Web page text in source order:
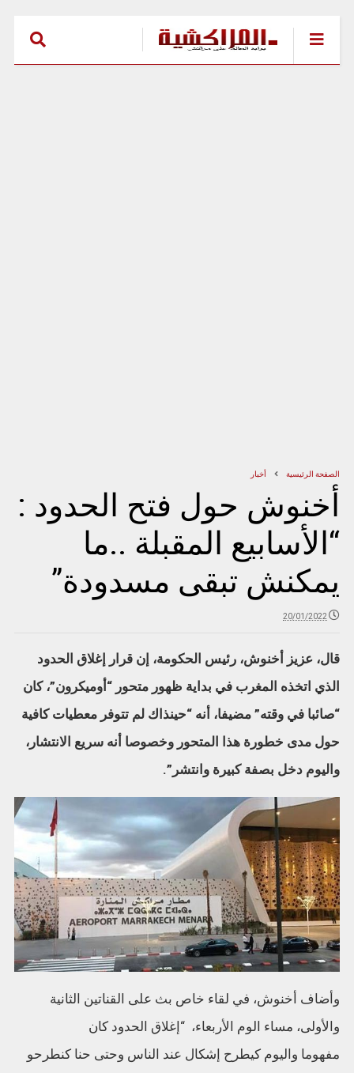
الصفحة الرئيسية أخبار
أخنوش حول فتح الحدود :
“الأسابيع المقبلة ..ما
يمكنش تبقى مسدودة”
20/01/2022
قال، عزيز أخنوش، رئيس الحكومة، إن قرار إغلاق الحدود
الذي اتخذه المغرب في بداية ظهور متحور “أوميكرون”، كان
“صائبا في وقته” مضيفا، أنه “حينذاك لم تتوفر معطيات كافية
حول مدى خطورة هذا المتحور وخصوصا أنه سريع الانتشار،
واليوم دخل بصفة كبيرة وانتشر”.
وأضاف أخنوش، في لقاء خاص بث على القناتين الثانية
والأولى، مساء الوم الأربعاء، “إغلاق الحدود كان
مفهوما واليوم كيطرح إشكال عند الناس وحتى حنا كنطرحو